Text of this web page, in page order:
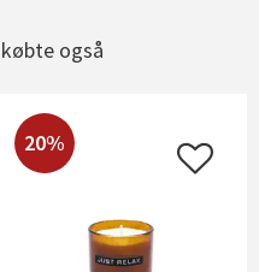
også
20%